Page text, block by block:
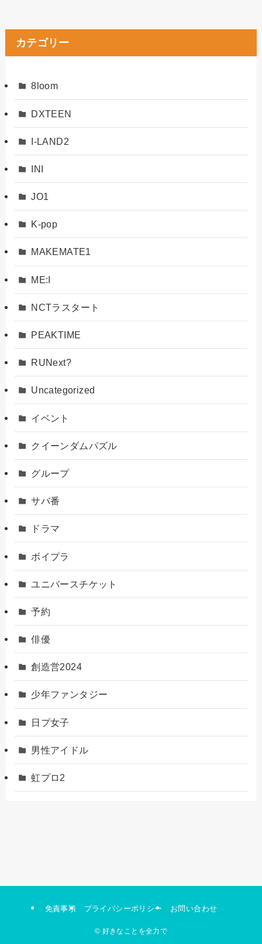
カテゴリー
8loom
DXTEEN
I-LAND2
INI
JO1
K-pop
MAKEMATE1
ME:I
NCTラスタート
PEAKTIME
RUNext?
Uncategorized
イベント
クイーンダムパズル
グループ
サバ番
ドラマ
ボイプラ
ユニバースチケット
予約
俳優
創造営2024
少年ファンタジー
日プ女子
男性アイドル
虹プロ2
免責事項 プライバシーポリシー お問い合わせ
© 好きなことを全力で